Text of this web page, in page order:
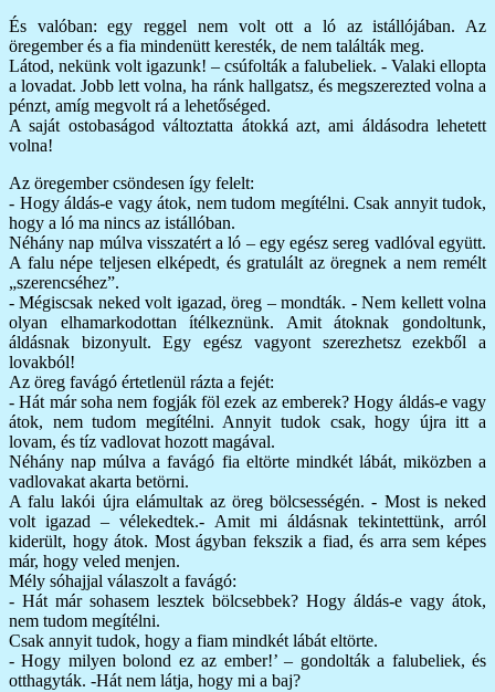
És valóban: egy reggel nem volt ott a ló az istállójában. Az
öregember és a fia mindenütt keresték, de nem találták meg.
Látod, nekünk volt igazunk! – csúfolták a falubeliek. - Valaki ellopta
a lovadat. Jobb lett volna, ha ránk hallgatsz, és megszerezted volna a
pénzt, amíg megvolt rá a lehetőséged.
A saját ostobaságod változtatta átokká azt, ami áldásodra lehetett
volna!
Az öregember csöndesen így felelt:
- Hogy áldás-e vagy átok, nem tudom megítélni. Csak annyit tudok,
hogy a ló ma nincs az istállóban.
Néhány nap múlva visszatért a ló – egy egész sereg vadlóval együtt.
A falu népe teljesen elképedt, és gratulált az öregnek a nem remélt
„szerencséhez”.
- Mégiscsak neked volt igazad, öreg – mondták. - Nem kellett volna
olyan elhamarkodottan ítélkeznünk. Amit átoknak gondoltunk,
áldásnak bizonyult. Egy egész vagyont szerezhetsz ezekből a
lovakból!
Az öreg favágó értetlenül rázta a fejét:
- Hát már soha nem fogják föl ezek az emberek? Hogy áldás-e vagy
átok, nem tudom megítélni. Annyit tudok csak, hogy újra itt a
lovam, és tíz vadlovat hozott magával.
Néhány nap múlva a favágó fia eltörte mindkét lábát, miközben a
vadlovakat akarta betörni.
A falu lakói újra elámultak az öreg bölcsességén. - Most is neked
volt igazad – vélekedtek.- Amit mi áldásnak tekintettünk, arról
kiderült, hogy átok. Most ágyban fekszik a fiad, és arra sem képes
már, hogy veled menjen.
Mély sóhajjal válaszolt a favágó:
- Hát már sohasem lesztek bölcsebbek? Hogy áldás-e vagy átok,
nem tudom megítélni.
Csak annyit tudok, hogy a fiam mindkét lábát eltörte.
- Hogy milyen bolond ez az ember!’ – gondolták a falubeliek, és
otthagyták. -Hát nem látja, hogy mi a baj?